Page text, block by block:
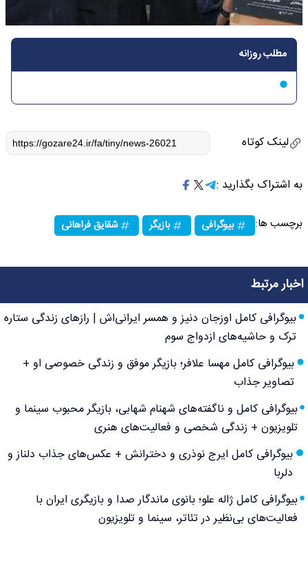
مطلب روزانه
لینک کوتاه
به اشتراک بگذارید :
برچسب ها: بیوگرافی بازیگر شقایق فراهانی
اخبار مرتبط
بیوگرافی کامل اوزجان دنیز و همسر ایرانی‌اش | رازهای زندگی ستاره
ترک و حاشیه‌های ازدواج سوم
بیوگرافی کامل مهسا علافر؛ بازیگر موفق و زندگی خصوصی او +
تصاویر جذاب
بیوگرافی کامل و ناگفته‌های شهنام شهابی، بازیگر محبوب سینما و
تلویزیون + زندگی شخصی و فعالیت‌های هنری
بیوگرافی کامل ایرج نوذری و دخترانش + عکس‌های جذاب دلناز و
دلربا
بیوگرافی کامل ژاله علو؛ بانوی ماندگار صدا و بازیگری ایران با
فعالیت‌های بی‌نظیر در تئاتر، سینما و تلویزیون